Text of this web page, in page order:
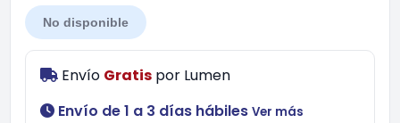
No disponible
Envío Gratis por Lumen
Envío de 1 a 3 días hábiles Ver más